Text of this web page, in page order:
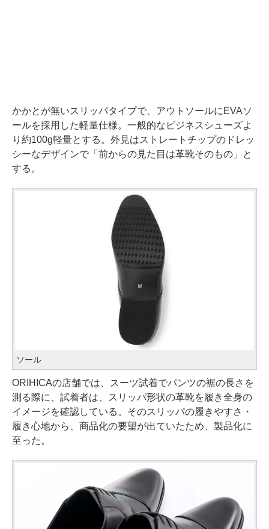
かかとが無いスリッパタイプで、アウトソールにEVAソ
ールを採用した軽量仕様。一般的なビジネスシューズよ
り約100g軽量とする。外見はストレートチップのドレッ
シーなデザインで「前からの見た目は革靴そのもの」と
する。
ソール
ORIHICAの店舗では、スーツ試着でパンツの裾の長さを
測る際に、試着者は、スリッパ形状の革靴を履き全身の
イメージを確認している。そのスリッパの履きやすさ・
履き心地から、商品化の要望が出ていたため、製品化に
至った。